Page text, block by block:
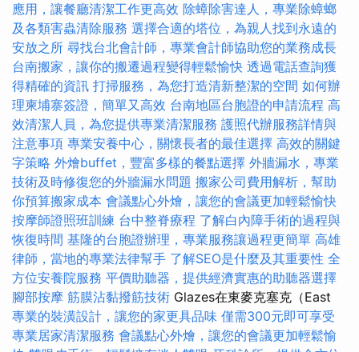
應用，讓餐廳清潔工作更高效 除蟑除害達人，專業除蟑螂
及各類害蟲清除服務 選擇合適的塔位，為親人找到永遠的
安放之所 尋找台北會計師，專業會計師協助您的業務成長
台南搬家，讓你的搬遷過程變得輕鬆愉快 透過電話查詢獲
得精確的資訊 打掃服務，為您打造清新整潔的空間 如何辦
理柬埔寨簽證，簡單又高效 台南地區台胞證的申請流程 高
效清潔人員，為您提供專業清潔服務 護照代辦服務詳情與
注意事項 專業安養中心，關懷長者的最佳選擇 高效的關鍵
字策略 外燴buffet，豐富多樣的餐點選擇 外牆漏水，專業
技術及時修復您的外牆漏水問題 搬家公司費用解析，幫助
你預算搬家成本 會議點心外燴，讓您的會議更加輕鬆愉快
按摩師證照班訓練 台中整脊療程 了解白內障手術的過程與
恢復時間 基隆的台胞證辦理，專業服務讓過程更簡單 高雄
律師，當地的專業法律幫手 了解SEO是什麼及其重要性 全
方位安養院服務 平價助聽器，提供經濟實惠的助聽器選擇
腳部按摩 筋膜沾黏撥筋技術 Glazes在東麥克塞克（East
專業的裝潢設計，讓您的家更具品味 僅需300元即可享受
專業居家清潔服務 會議點心外燴，讓您的會議更加輕鬆愉